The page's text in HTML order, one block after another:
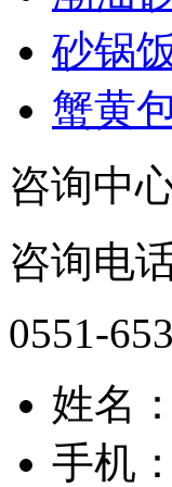
砂锅
蟹黄
咨询中
咨询电
0551-
姓名：
手机：